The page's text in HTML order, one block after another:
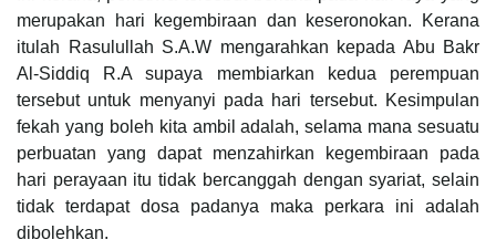
merupakan hari kegembiraan dan keseronokan. Kerana
itulah Rasulullah S.A.W mengarahkan kepada Abu Bakr
Al-Siddiq R.A supaya membiarkan kedua perempuan
tersebut untuk menyanyi pada hari tersebut. Kesimpulan
fekah yang boleh kita ambil adalah, selama mana sesuatu
perbuatan yang dapat menzahirkan kegembiraan pada
hari perayaan itu tidak bercanggah dengan syariat, selain
tidak terdapat dosa padanya maka perkara ini adalah
dibolehkan.